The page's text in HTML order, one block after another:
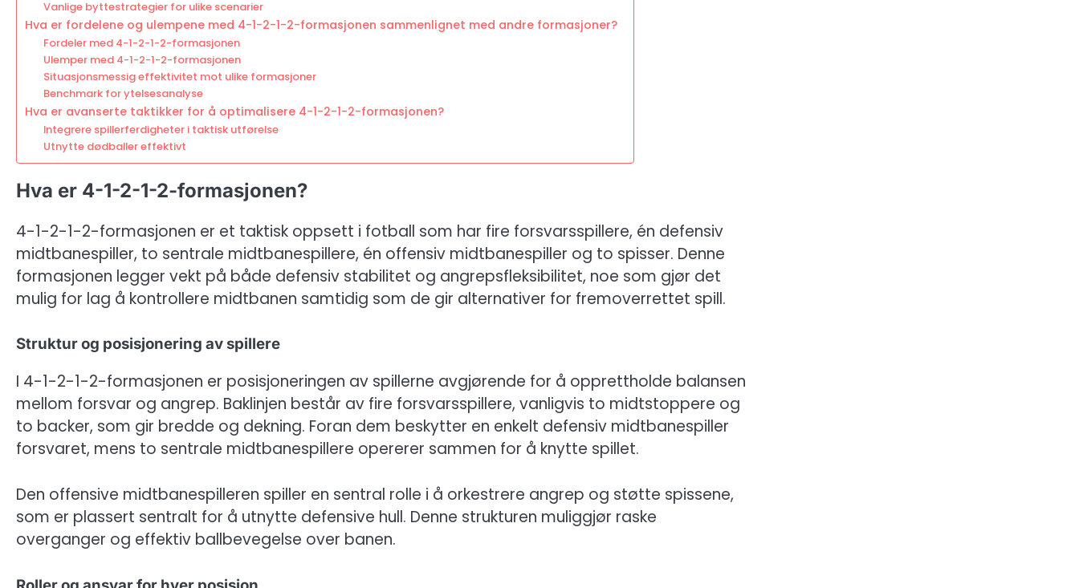
Vanlige byttestrategier for ulike scenarier
Hva er fordelene og ulempene med 4-1-2-1-2-formasjonen sammenlignet med andre formasjoner?
Fordeler med 4-1-2-1-2-formasjonen
Ulemper med 4-1-2-1-2-formasjonen
Situasjonsmessig effektivitet mot ulike formasjoner
Benchmark for ytelsesanalyse
Hva er avanserte taktikker for å optimalisere 4-1-2-1-2-formasjonen?
Integrere spillerferdigheter i taktisk utførelse
Utnytte dødballer effektivt
Hva er 4-1-2-1-2-formasjonen?
4-1-2-1-2-formasjonen er et taktisk oppsett i fotball som har fire forsvarsspillere, én defensiv
midtbanespiller, to sentrale midtbanespillere, én offensiv midtbanespiller og to spisser. Denne
formasjonen legger vekt på både defensiv stabilitet og angrepsfleksibilitet, noe som gjør det
mulig for lag å kontrollere midtbanen samtidig som de gir alternativer for fremoverrettet spill.
Struktur og posisjonering av spillere
I 4-1-2-1-2-formasjonen er posisjoneringen av spillerne avgjørende for å opprettholde balansen
mellom forsvar og angrep. Baklinjen består av fire forsvarsspillere, vanligvis to midtstoppere og
to backer, som gir bredde og dekning. Foran dem beskytter en enkelt defensiv midtbanespiller
forsvaret, mens to sentrale midtbanespillere opererer sammen for å knytte spillet.
Den offensive midtbanespilleren spiller en sentral rolle i å orkestrere angrep og støtte spissene,
som er plassert sentralt for å utnytte defensive hull. Denne strukturen muliggjør raske
overganger og effektiv ballbevegelse over banen.